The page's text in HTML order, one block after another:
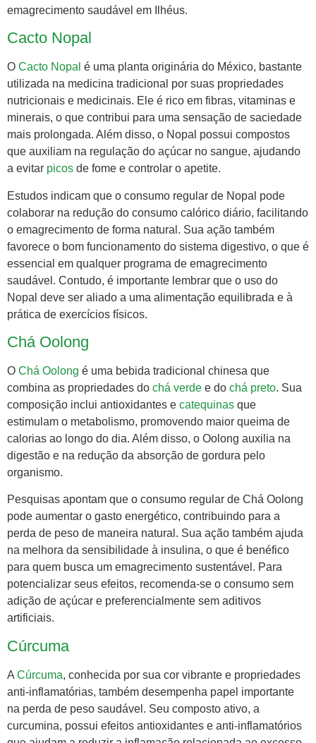
emagrecimento saudável em Ilhéus.
Cacto Nopal
O Cacto Nopal é uma planta originária do México, bastante
utilizada na medicina tradicional por suas propriedades
nutricionais e medicinais. Ele é rico em fibras, vitaminas e
minerais, o que contribui para uma sensação de saciedade
mais prolongada. Além disso, o Nopal possui compostos
que auxiliam na regulação do açúcar no sangue, ajudando
a evitar picos de fome e controlar o apetite.
Estudos indicam que o consumo regular de Nopal pode
colaborar na redução do consumo calórico diário, facilitando
o emagrecimento de forma natural. Sua ação também
favorece o bom funcionamento do sistema digestivo, o que é
essencial em qualquer programa de emagrecimento
saudável. Contudo, é importante lembrar que o uso do
Nopal deve ser aliado a uma alimentação equilibrada e à
prática de exercícios físicos.
Chá Oolong
O Chá Oolong é uma bebida tradicional chinesa que
combina as propriedades do chá verde e do chá preto. Sua
composição inclui antioxidantes e catequinas que
estimulam o metabolismo, promovendo maior queima de
calorias ao longo do dia. Além disso, o Oolong auxilia na
digestão e na redução da absorção de gordura pelo
organismo.
Pesquisas apontam que o consumo regular de Chá Oolong
pode aumentar o gasto energético, contribuindo para a
perda de peso de maneira natural. Sua ação também ajuda
na melhora da sensibilidade à insulina, o que é benéfico
para quem busca um emagrecimento sustentável. Para
potencializar seus efeitos, recomenda-se o consumo sem
adição de açúcar e preferencialmente sem aditivos
artificiais.
Cúrcuma
A Cúrcuma, conhecida por sua cor vibrante e propriedades
anti-inflamatórias, também desempenha papel importante
na perda de peso saudável. Seu composto ativo, a
curcumina, possui efeitos antioxidantes e anti-inflamatórios